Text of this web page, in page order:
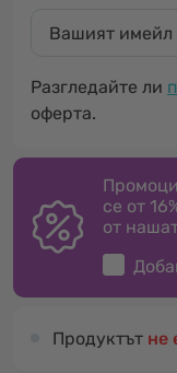
Разгледайте ли
оферта.
се от
от
Продуктът не